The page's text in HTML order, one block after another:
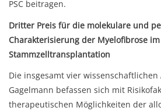
PSC beitragen.
Dritter Preis für die molekulare und
Charakterisierung der Myelofibrose
Stammzelltransplantation
Die insgesamt vier
Gagelmann befassen sich mit
therapeutischen Möglichkeiten der